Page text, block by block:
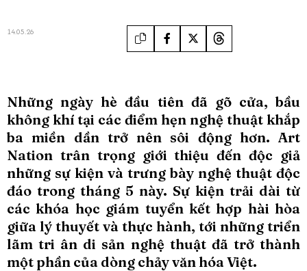
14.05.26
Những ngày hè đầu tiên đã gõ cửa, bầu
không khí tại các điểm hẹn nghệ thuật khắp
ba miền dần trở nên sôi động hơn. Art
Nation trân trọng giới thiệu đến độc giả
những sự kiện và trưng bày nghệ thuật độc
đáo trong tháng 5 này. Sự kiện trải dài từ
các khóa học giám tuyển kết hợp hài hòa
giữa lý thuyết và thực hành, tới những triển
lãm tri ân di sản nghệ thuật đã trở thành
một phần của dòng chảy văn hóa Việt.